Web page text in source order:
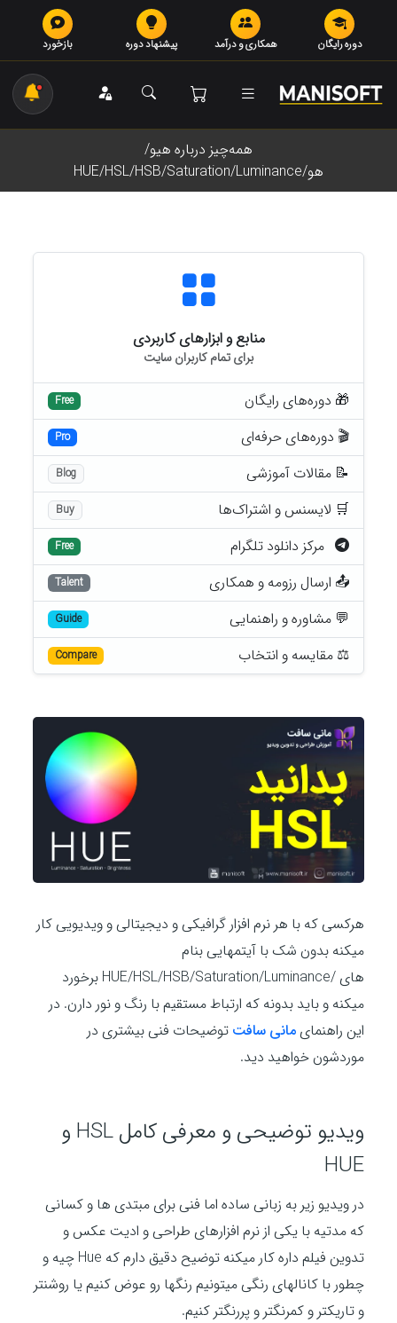
دوره رایگان همکاری و درآمد پیشنهاد دوره بازخورد
همه‌چیز درباره هیو/
هو/HUE/HSL/HSB/Saturation/Luminance
منابع و ابزارهای کاربردی
برای تمام کاربران سایت
🎁 دوره‌های رایگان Free
🎬 دوره‌های حرفه‌ای Pro
📝 مقالات آموزشی Blog
🛒 لایسنس و اشتراک‌ها Buy
مرکز دانلود تلگرام Free
📤 ارسال رزومه و همکاری Talent
💬 مشاوره و راهنمایی Guide
⚖️ مقایسه و انتخاب Compare
هرکسی که با هر نرم افزار گرافیکی و دیجیتالی و ویدیویی کار
میکنه بدون شک با آیتمهایی بنام
های /HUE/HSL/HSB/Saturation/Luminance برخورد
میکنه و باید بدونه که ارتباط مستقیم با رنگ و نور دارن. در
این راهنمایمانی سافت توضیحات فنی بیشتری در
موردشون خواهید دید.
ویدیو توضیحی و معرفی کامل HSL و
HUE
در ویدیو زیر به زبانی ساده اما فنی برای مبتدی ها و کسانی
که مدتیه با یکی از نرم افزارهای طراحی و ادیت عکس و
تدوین فیلم داره کار میکنه توضیح دقیق دارم که Hue چیه و
چطور با کانالهای رنگی میتونیم رنگها رو عوض کنیم یا روشنتر
و تاریکتر و کمرنگتر و پررنگتر کنیم.